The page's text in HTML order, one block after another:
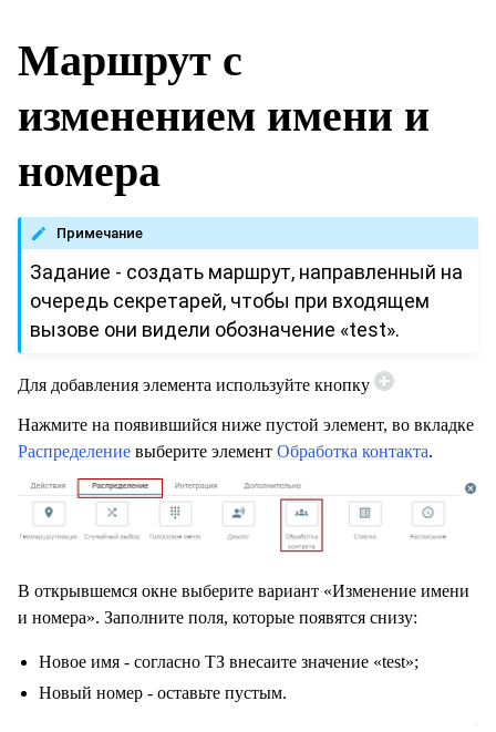
Маршрут с
изменением имени и
номера
Примечание
Задание - создать маршрут, направленный на
очередь секретарей, чтобы при входящем
вызове они видели обозначение «test».
Для добавления элемента используйте кнопку
Нажмите на появившийся ниже пустой элемент, во вкладке
Распределение выберите элемент Обработка контакта.
В открывшемся окне выберите вариант «Изменение имени
и номера». Заполните поля, которые появятся снизу:
Новое имя - согласно ТЗ внесаите значение «test»;
Новый номер - оставьте пустым.